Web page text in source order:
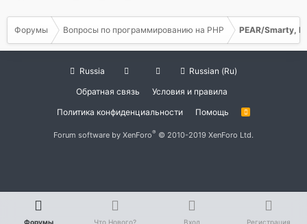
Форумы Вопросы по программированию на РНР PEAR/Smarty,
Russia
Russian (Ru)
Обратная связь
Условия и правила
Политика конфиденциальности
Помощь
R
Forum software by XenForo® © 2010-2019 XenForo Ltd.
Форумы Что Нового? Вход Регистрация